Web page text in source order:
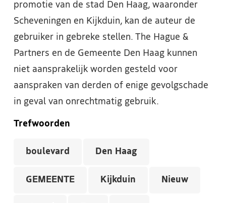
promotie van de stad Den Haag, waaronder
Scheveningen en Kijkduin, kan de auteur de
gebruiker in gebreke stellen. The Hague &
Partners en de Gemeente Den Haag kunnen
niet aansprakelijk worden gesteld voor
aanspraken van derden of enige gevolgschade
in geval van onrechtmatig gebruik.
Trefwoorden
boulevard Den Haag
GEMEENTE Kijkduin Nieuw